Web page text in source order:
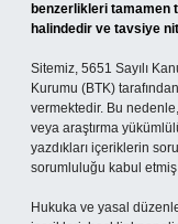
benzerlikleri tamamen
halindedir ve tavsiye
Sitemiz, 5651 Sayılı
Kurumu (BTK)
vermektedir. Bu
veya araştırma
yazdıkları içeriklerin
sorumluluğu kabul etmiş
Hukuka ve yasal